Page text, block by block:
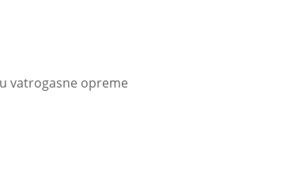
vatrogasne opreme